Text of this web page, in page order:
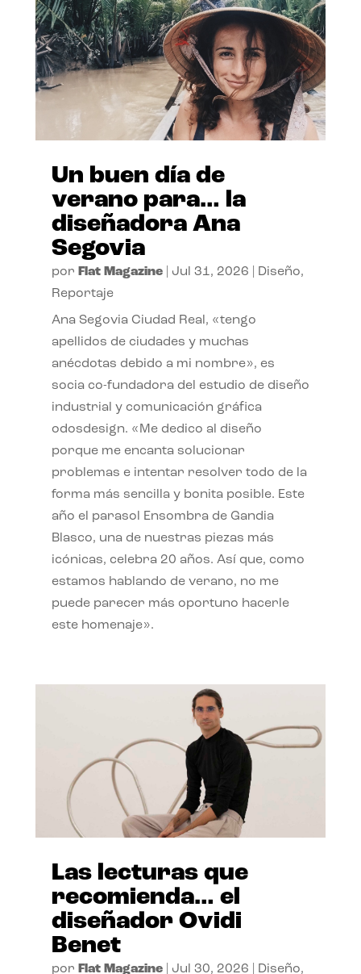
Un buen día de
verano para… la
diseñadora Ana
Segovia
por Flat Magazine| Jul 31, 2026 Diseño,
Reportaje
Ana Segovia Ciudad Real, «tengo
apellidos de ciudades y muchas
anécdotas debido a mi nombre», es
socia co-fundadora del estudio de diseño
industrial y comunicación gráfica
odosdesign. «Me dedico al diseño
porque me encanta solucionar
problemas e intentar resolver todo de la
forma más sencilla y bonita posible. Este
año el parasol Ensombra de Gandia
Blasco, una de nuestras piezas más
icónicas, celebra 20 años. Así que, como
estamos hablando de verano, no me
puede parecer más oportuno hacerle
este homenaje».
Las lecturas que
recomienda… el
diseñador Ovidi
Benet
por Flat Magazine| Jul 30, 2026 Diseño,